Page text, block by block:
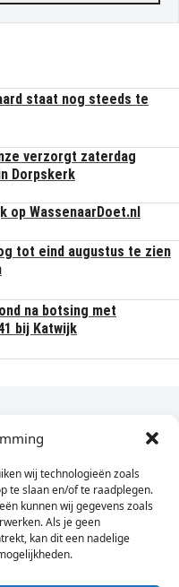
wij technologieën zoals
te slaan en/of te raadplegen.
kunnen wij gegevens zoals
Als je geen
kan dit een nadelige
staat nog steeds te
verzorgt zaterdag
Dorpskerk
op WassenaarDoet.nl
tot eind augustus te zien
na botsing met
bij Katwijk
in je e-mail?